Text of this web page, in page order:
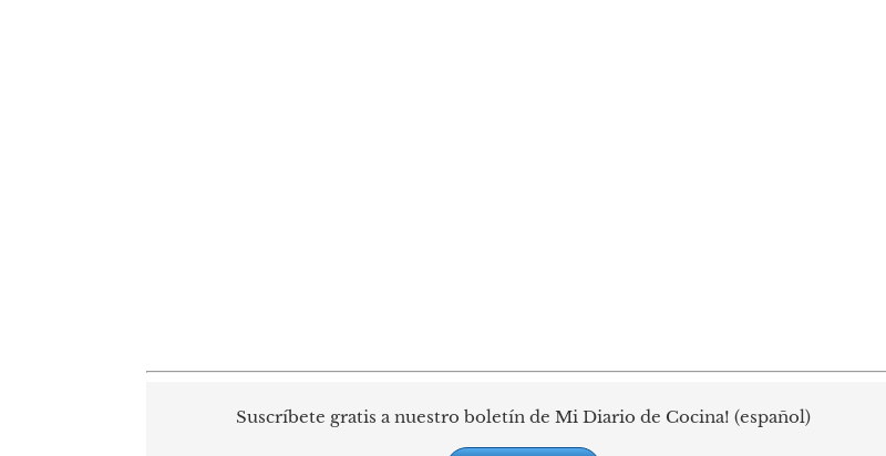
Suscríbete gratis a nuestro boletín de Mi Diario de Cocina! (español)